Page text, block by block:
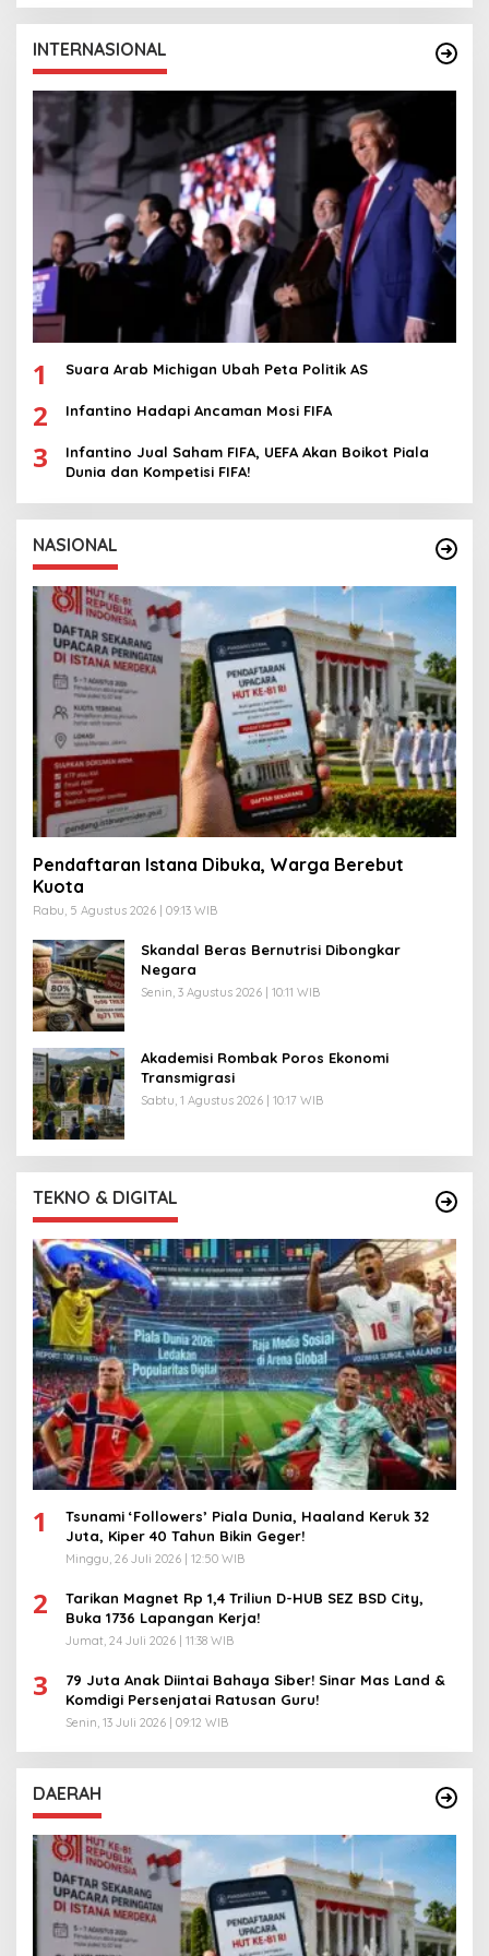
INTERNASIONAL
1 Suara Arab Michigan Ubah Peta Politik AS
2 Infantino Hadapi Ancaman Mosi FIFA
3
Infantino Jual Saham FIFA, UEFA Akan Boikot Piala
Dunia dan Kompetisi FIFA!
NASIONAL
Pendaftaran Istana Dibuka, Warga Berebut
Kuota
Rabu, 5 Agustus 2026 | 09:13 WIB
Skandal Beras Bernutrisi Dibongkar
Negara
Senin, 3 Agustus 2026 | 10:11 WIB
Akademisi Rombak Poros Ekonomi
Transmigrasi
Sabtu, 1 Agustus 2026 | 10:17 WIB
TEKNO & DIGITAL
1
Tsunami ‘Followers’ Piala Dunia, Haaland Keruk 32
Juta, Kiper 40 Tahun Bikin Geger!
Minggu, 26 Juli 2026 | 12:50 WIB
2
Tarikan Magnet Rp 1,4 Triliun D-HUB SEZ BSD City,
Buka 1736 Lapangan Kerja!
Jumat, 24 Juli 2026 | 11:38 WIB
3
79 Juta Anak Diintai Bahaya Siber! Sinar Mas Land &
Komdigi Persenjatai Ratusan Guru!
Senin, 13 Juli 2026 | 09:12 WIB
DAERAH